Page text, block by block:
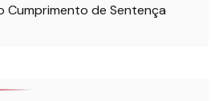
Cumprimento de Sentença